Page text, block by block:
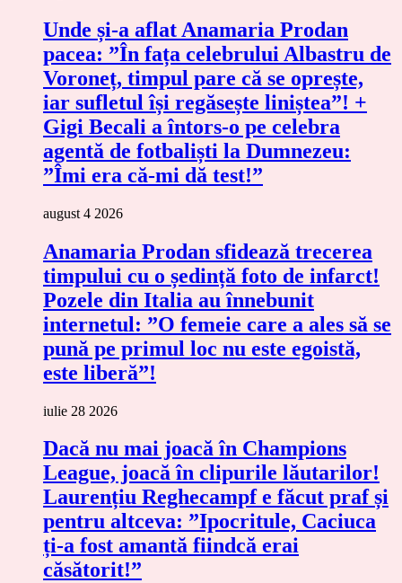
Unde și-a aflat Anamaria Prodan
pacea: ”În fața celebrului Albastru de
Voroneț, timpul pare că se oprește,
iar sufletul își regăsește liniștea”! +
Gigi Becali a întors-o pe celebra
agentă de fotbaliști la Dumnezeu:
”Îmi era că-mi dă test!”
august 4 2026
Anamaria Prodan sfidează trecerea
timpului cu o ședință foto de infarct!
Pozele din Italia au înnebunit
internetul: ”O femeie care a ales să se
pună pe primul loc nu este egoistă,
este liberă”!
iulie 28 2026
Dacă nu mai joacă în Champions
League, joacă în clipurile lăutarilor!
Laurențiu Reghecampf e făcut praf și
pentru altceva: ”Ipocritule, Caciuca
ți-a fost amantă fiindcă erai
căsătorit!”